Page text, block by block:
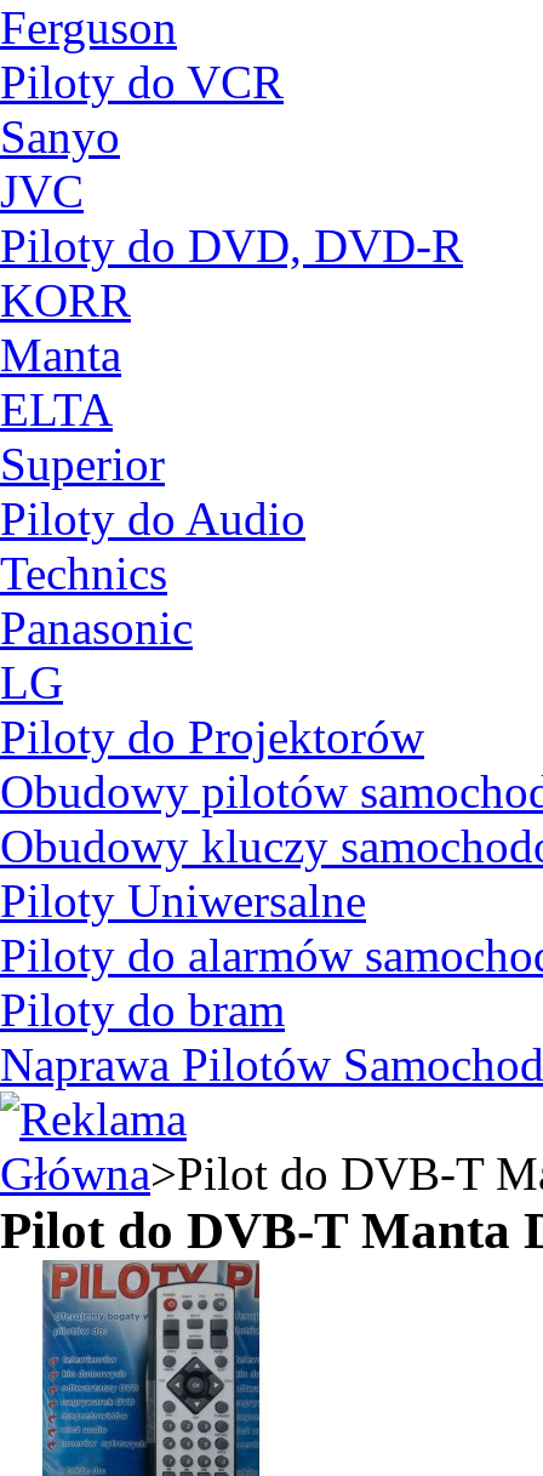
Ferguson
Piloty do VCR
Sanyo
JVC
Piloty do DVD, DVD-R
KORR
Manta
ELTA
Superior
Piloty do Audio
Technics
Panasonic
LG
Piloty do Projektorów
Obudowy pilotów
Obudowy kluczy
Piloty Uniwersalne
Piloty do alarmów
Piloty do bram
Naprawa Pilotów
Główna>Pilot do DVB-T
Pilot do DVB-T Manta